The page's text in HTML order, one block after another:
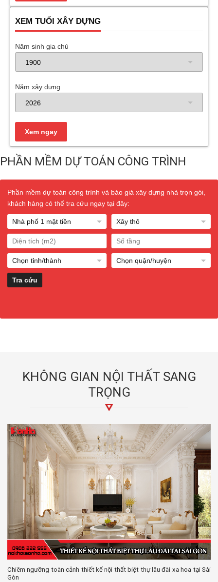
XEM TUỔI XÂY DỰNG
Năm sinh gia chủ
Năm xây dựng
PHẦN MỀM DỰ TOÁN CÔNG TRÌNH
Phần mềm dự toán công trình và báo giá xây dựng nhà trọn gói,
khách hàng có thể tra cứu ngay tại đây:
KHÔNG GIAN NỘI THẤT SANG
TRỌNG
Chiêm ngưỡng toàn cảnh thiết kế nội thất biệt thự lâu đài xa hoa tại Sài
Gòn